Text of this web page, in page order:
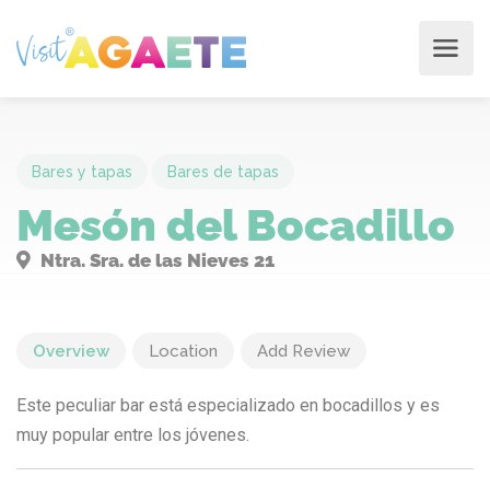
Bares y tapas Bares de tapas
Mesón del Bocadillo
Ntra. Sra. de las Nieves 21
Overview Location Add Review
Este peculiar bar está especializado en bocadillos y es
muy popular entre los jóvenes.